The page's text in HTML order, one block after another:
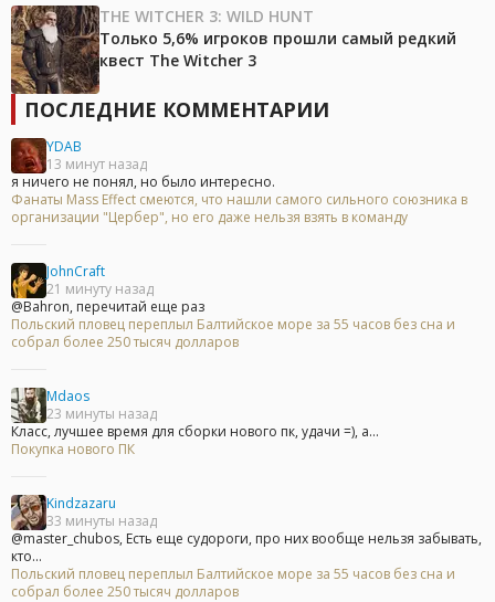
THE WITCHER 3: WILD HUNT
Только 5,6% игроков прошли самый редкий
квест The Witcher 3
ПОСЛЕДНИЕ КОММЕНТАРИИ
YDAB
13 минут назад
я ничего не понял, но было интересно.
Фанаты Mass Effect смеются, что нашли самого сильного союзника в
организации "Цербер", но его даже нельзя взять в команду
JohnCraft
21 минуту назад
@Bahron, перечитай еще раз
Польский пловец переплыл Балтийское море за 55 часов без сна и
собрал более 250 тысяч долларов
Mdaos
23 минуты назад
Класс, лучшее время для сборки нового пк, удачи =), а...
Покупка нового ПК
Kindzazaru
33 минуты назад
@master_chubos, Есть еще судороги, про них вообще нельзя забывать,
кто...
Польский пловец переплыл Балтийское море за 55 часов без сна и
собрал более 250 тысяч долларов